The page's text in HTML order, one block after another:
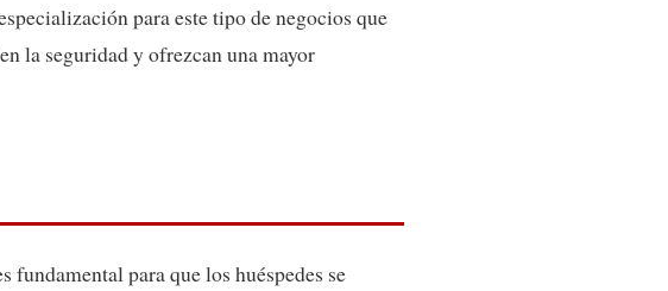
para este tipo de negocios que
la seguridad y ofrezcan una mayor
para que los huéspedes se